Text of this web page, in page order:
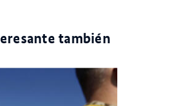
también